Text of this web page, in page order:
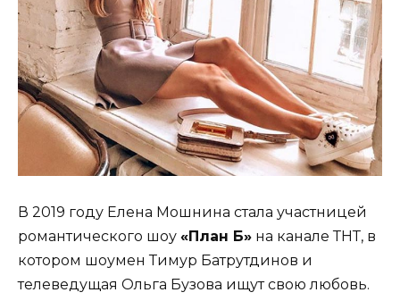
В 2019 году Елена Мошнина стала участницей
романтического шоу «План Б» на канале ТНТ, в
котором шоумен Тимур Батрутдинов и
телеведущая Ольга Бузова ищут свою любовь.